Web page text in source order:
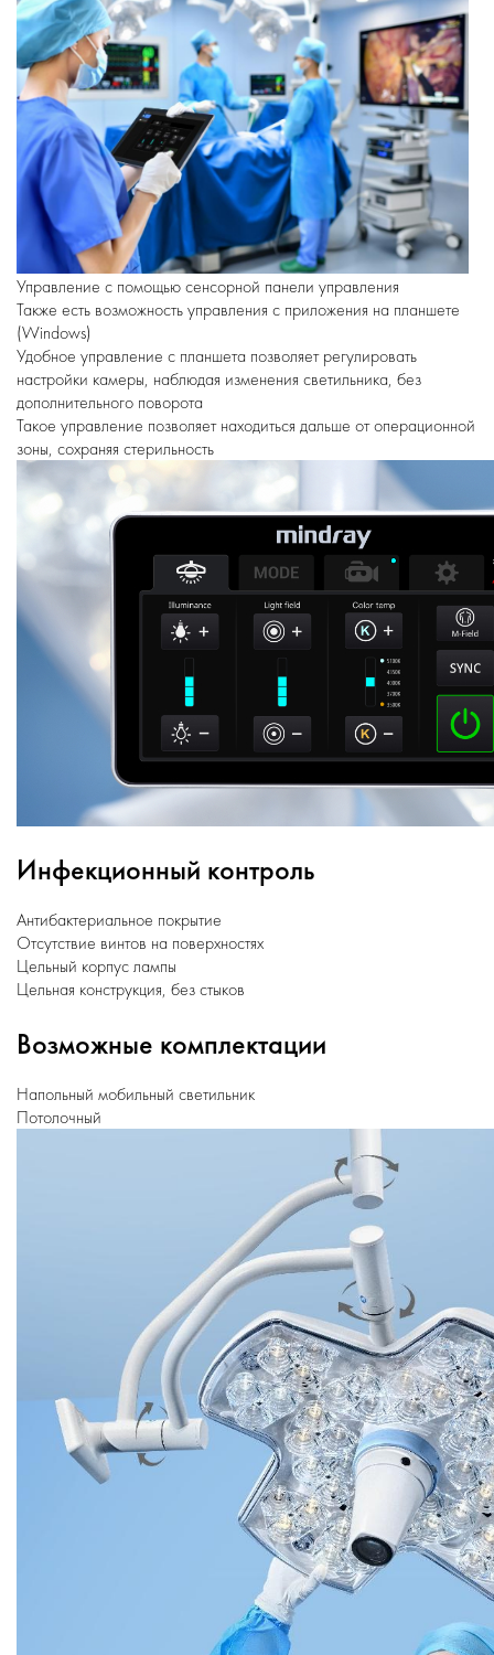
Управление с помощью сенсорной панели управления
Также есть возможность управления с приложения на планшете
(Windows)
Удобное управление с планшета позволяет регулировать
настройки камеры, наблюдая изменения светильника, без
дополнительного поворота
Такое управление позволяет находиться дальше от операционной
зоны, сохраняя стерильность
Инфекционный контроль
Антибактериальное покрытие
Отсутствие винтов на поверхностях
Цельный корпус лампы
Цельная конструкция, без стыков
Возможные комплектации
Напольный мобильный светильник
Потолочный